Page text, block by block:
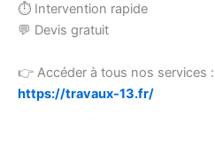
⏱ Intervention rapide
💬 Devis gratuit
👉 Accéder à tous nos services :
https://travaux-13.fr/